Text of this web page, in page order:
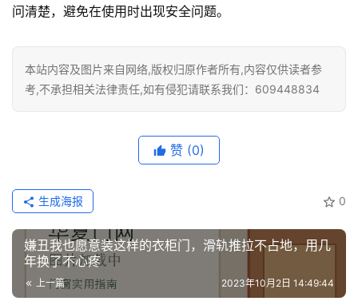
大
门
套
安
注册
问清楚，避免在使用时出现安全问题。
本站内容及图片来自网络,版权归原作者所有,内容仅供读者参
考,不承担相关法律责任,如有侵犯请联系我们：609448834
赞 (0)
0
生成海报
嫌丑我也愿意装这样的衣柜门，滑轨推拉不占地，用几
年换了不心疼
上一篇 2023年10月2日 14:49:44